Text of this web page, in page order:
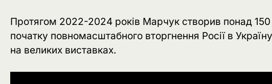
Протягом 2022-2024 років Марчук створив понад 150
початку повномасштабного вторгнення Росії в
на великих виставках.